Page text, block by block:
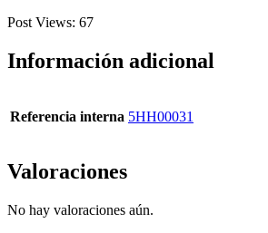
Post Views: 67
Información adicional
Referencia interna 5HH00031
Valoraciones
No hay valoraciones aún.